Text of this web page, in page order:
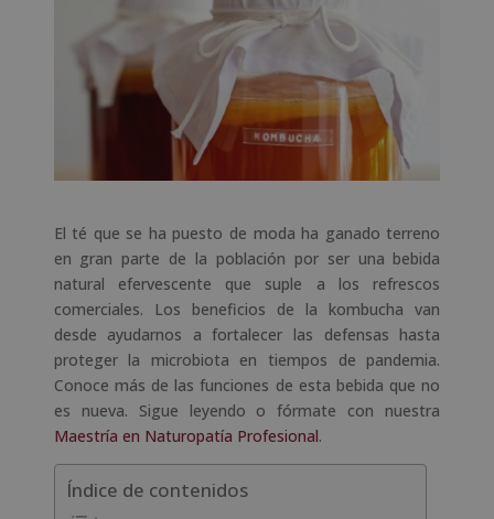
El té que se ha puesto de moda ha ganado terreno
en gran parte de la población por ser una bebida
natural efervescente que suple a los refrescos
comerciales. Los beneficios de la kombucha van
desde ayudarnos a fortalecer las defensas hasta
proteger la microbiota en tiempos de pandemia.
Conoce más de las funciones de esta bebida que no
es nueva. Sigue leyendo o fórmate con nuestra
Maestría en Naturopatía Profesional.
Índice de contenidos